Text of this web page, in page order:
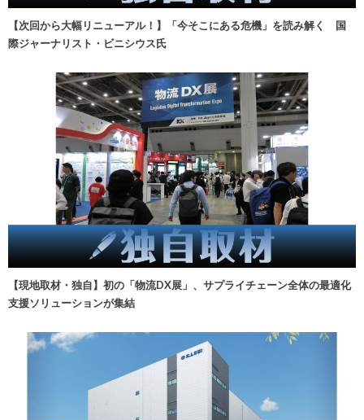
【次回から大幅リニューアル！】「今そこにある危機」を読み解く 国
際ジャーナリスト・ビニシウス氏
【現地取材・独自】初の「物流DX展」、サプライチェーン全体の最適化
支援ソリューションが集結